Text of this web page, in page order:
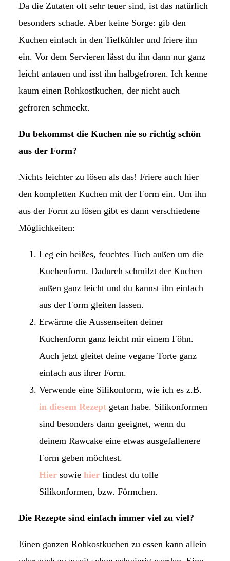
Da die Zutaten oft sehr teuer sind, ist das natürlich
besonders schade. Aber keine Sorge: gib den
Kuchen einfach in den Tiefkühler und friere ihn
ein. Vor dem Servieren lässt du ihn dann nur ganz
leicht antauen und isst ihn halbgefroren. Ich kenne
kaum einen Rohkostkuchen, der nicht auch
gefroren schmeckt.
Du bekommst die Kuchen nie so richtig schön
aus der Form?
Nichts leichter zu lösen als das! Friere auch hier
den kompletten Kuchen mit der Form ein. Um ihn
aus der Form zu lösen gibt es dann verschiedene
Möglichkeiten:
Leg ein heißes, feuchtes Tuch außen um die
Kuchenform. Dadurch schmilzt der Kuchen
außen ganz leicht und du kannst ihn einfach
aus der Form gleiten lassen.
Erwärme die Aussenseiten deiner
Kuchenform ganz leicht mir einem Föhn.
Auch jetzt gleitet deine vegane Torte ganz
einfach aus ihrer Form.
Verwende eine Silikonform, wie ich es z.B.
in diesem Rezept getan habe. Silikonformen
sind besonders dann geeignet, wenn du
deinem Rawcake eine etwas ausgefallenere
Form geben möchtest.
Hiersowie hierfindest du tolle
Silikonformen, bzw. Förmchen.
Die Rezepte sind einfach immer viel zu viel?
Einen ganzen Rohkostkuchen zu essen kann allein